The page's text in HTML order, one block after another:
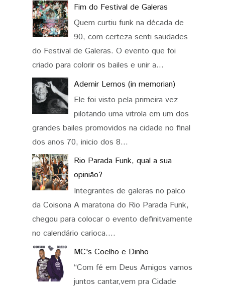
Fim do Festival de Galeras
Quem curtiu funk na década de
90, com certeza senti saudades
do Festival de Galeras. O evento que foi
criado para colorir os bailes e unir a...
Ademir Lemos (in memorian)
Ele foi visto pela primeira vez
pilotando uma vitrola em um dos
grandes bailes promovidos na cidade no final
dos anos 70, inicio dos 8...
Rio Parada Funk, qual a sua
opinião?
Integrantes de galeras no palco
da Coisona A maratona do Rio Parada Funk,
chegou para colocar o evento definitvamente
no calendário carioca....
MC's Coelho e Dinho
“Com fé em Deus Amigos vamos
juntos cantar,vem pra Cidade